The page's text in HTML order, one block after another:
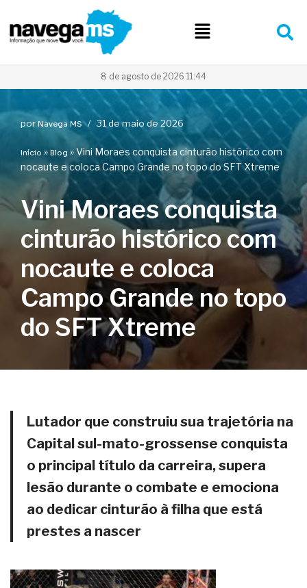
Pular
para
8 de agosto de 2026 11:44
por Navega MS 31 de maio de 2026
Início » Blog »Vini Moraes conquista cinturão histórico com
nocaute e coloca Campo Grande no topo do SFT Xtreme
Vini Moraes conquista
cinturão histórico com
nocaute e coloca
Campo Grande no topo
do SFT Xtreme
Lutador que construiu sua trajetória na
Capital sul-mato-grossense conquista
o principal título da carreira, supera
lesão durante o combate e emociona
ao dedicar cinturão à filha que está
prestes a nascer